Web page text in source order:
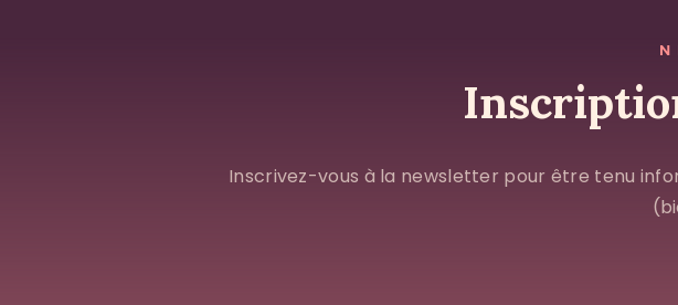
Inscrivez-vous à la newsletter pour être tenu